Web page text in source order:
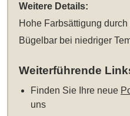
Weitere Details:
Hohe Farbsättigung
Bügelbar bei niedriger
Weiterführende
Finden Sie Ihre neue
uns